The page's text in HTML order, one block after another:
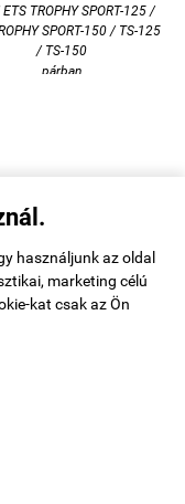
használjunk az oldal
marketing célú
kat csak az Ön
TROPHY SPORT-125 /
SPORT-150 / TS-125
/ TS-150
párban